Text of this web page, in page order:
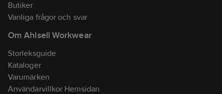
Butiker
Vanliga frågor och svar
Om Ahlsell Workwear
Storleksguide
Kataloger
Varumärken
Användarvillkor Hemsidan